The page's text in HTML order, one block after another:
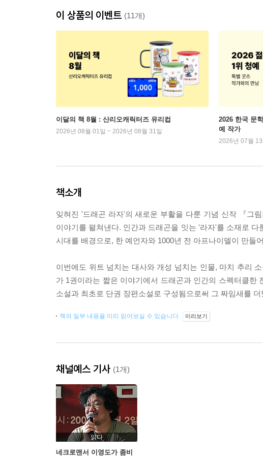
이 상품의 이벤트 (11개)
이달의 책 8월 : 산리오캐릭터즈 유리컵
2026년 08월 01일 ~ 2026년 08월 31일
2026 한국 문
예 작가
2026년 07월
책소개
잊혀진 '드래곤 라자'의 새로운 부활을 다룬 기념 신작 『그
이야기를 펼쳐낸다. 인간과 드래곤을 잇는 '라자'를 소재로
시대를 배경으로, 한 예언자와 1000년 전 아프나이델이 만들
이번에도 위트 넘치는 대사와 개성 넘치는 인물, 마치 추리
가 1권이라는 짧은 이야기에서 드래곤과 인간의 스펙터클한
소설과 최초로 단권 장편소설로 구성됨으로써 그 짜임새를 더
책의 일부 내용을 미리 읽어보실 수 있습니다. 미리보기
채널예스 기사 (1개)
읽다
네크로맨서 이영도가 좀비